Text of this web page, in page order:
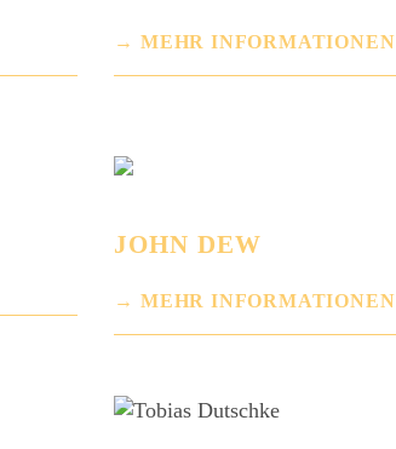
MEHR INFORMATIONEN
JOHN DEW
MEHR INFORMATIONEN